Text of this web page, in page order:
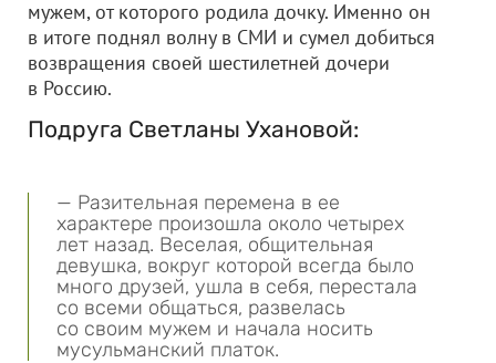
мужем, от которого родила дочку. Именно он
в итоге поднял волну в СМИ и сумел добиться
возвращения своей шестилетней дочери
в Россию.
Подруга Светланы Ухановой:
— Разительная перемена в ее
характере произошла около четырех
лет назад. Веселая, общительная
девушка, вокруг которой всегда было
много друзей, ушла в себя, перестала
со всеми общаться, развелась
со своим мужем и начала носить
мусульманский платок.